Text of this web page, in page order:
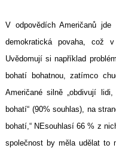
V odpovědích Američanů
demokratická povaha, což
Uvědomují si například
bohatí bohatnou, zatímco
Američané silně „obdivují
bohatí“ (90% souhlas), na
bohatí,“ NEsouhlasí 66 % z
společnost by měla udělat to